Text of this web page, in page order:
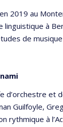
2019 au
à
de
d’orchestre et
Guilfoyle,
rythmique à